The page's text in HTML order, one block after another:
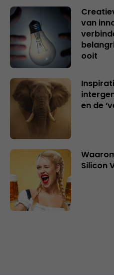
van
ooit
en de
Silicon